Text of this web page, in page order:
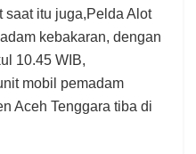
saat itu juga,Pelda Alot
kebakaran, dengan
10.45 WIB,
mobil pemadam
Aceh Tenggara tiba di